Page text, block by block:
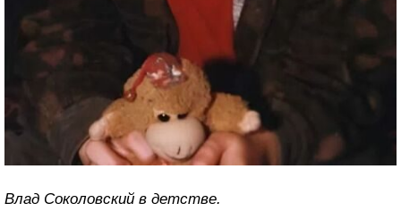
Влад Соколовский в детстве.